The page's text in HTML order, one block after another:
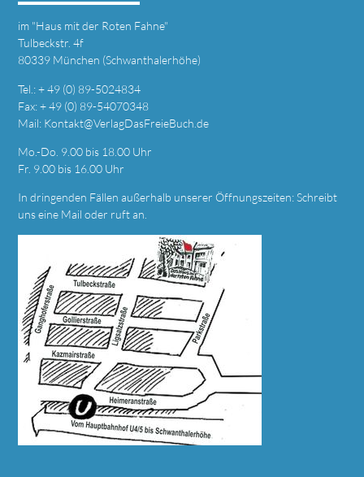
im "Haus mit der Roten Fahne"
Tulbeckstr. 4f
80339 München (Schwanthalerhöhe)
Tel.: + 49 (0) 89-5024834
Fax: + 49 (0) 89-54070348
Mail: Kontakt@VerlagDasFreieBuch.de
Mo.-Do. 9.00 bis 18.00 Uhr
Fr. 9.00 bis 16.00 Uhr
In dringenden Fällen außerhalb unserer Öffnungszeiten: Schreibt
uns eine Mailoder ruft an.